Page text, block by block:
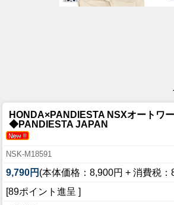
HONDA×PANDIESTA NSXオートワ
◆PANDIESTA JAPAN
NSK-M18591
9,790円 (本体価格：8,900円 + 消費税：
[89ポイント進呈 ]